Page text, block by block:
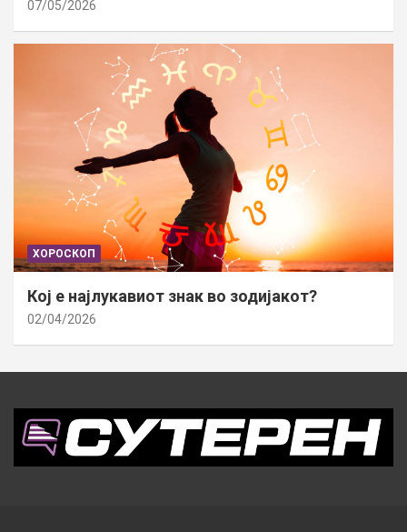
07/05/2026
ХОРОСКОП
Кој е најлукавиот знак во зодијакот?
02/04/2026